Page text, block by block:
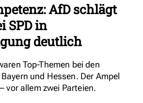
AfD schlägt
SPD in
deutlich
Top-Themen bei den
und Hessen. Der Ampel
vor allem zwei Parteien.